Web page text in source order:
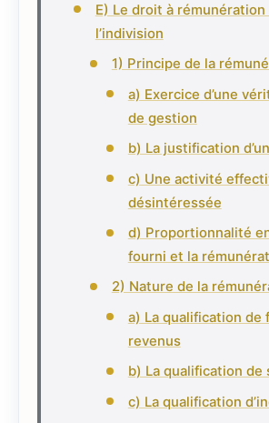
E) Le droit à
l’indivision
1) Principe de la
a) Exercice d’une
de gestion
b) La justification
c) Une activité
désintéressée
d) Proportionnalité
fourni et la
2) Nature de la
a) La qualification de
revenus
b) La qualification de
c) La qualification